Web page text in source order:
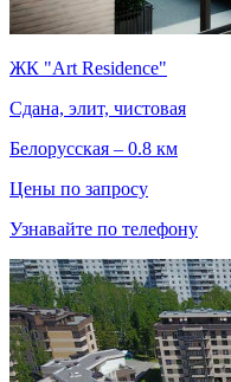
ЖК "Art Residence"
Сдана, элит, чистовая
Белорусская – 0.8 км
Цены по запросу
Узнавайте по телефону